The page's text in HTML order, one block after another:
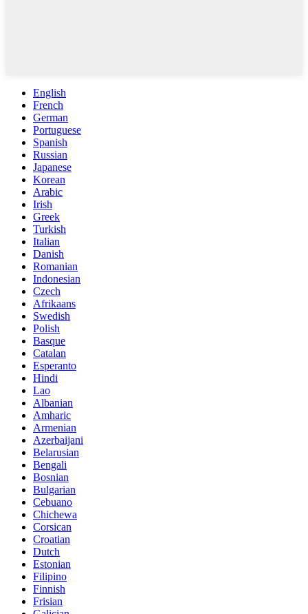
English
French
German
Portuguese
Spanish
Russian
Japanese
Korean
Arabic
Irish
Greek
Turkish
Italian
Danish
Romanian
Indonesian
Czech
Afrikaans
Swedish
Polish
Basque
Catalan
Esperanto
Hindi
Lao
Albanian
Amharic
Armenian
Azerbaijani
Belarusian
Bengali
Bosnian
Bulgarian
Cebuano
Chichewa
Corsican
Croatian
Dutch
Estonian
Filipino
Finnish
Frisian